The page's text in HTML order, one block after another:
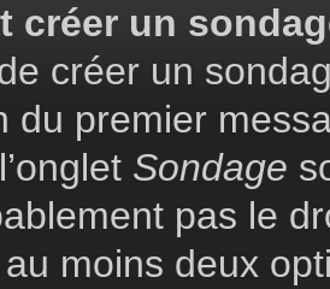
créer un
créer un
du premier
Sondage
pas le
moins deux